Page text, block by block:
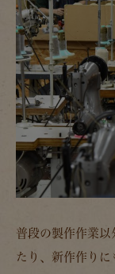
普段の製作作業以
たり、新作作りに